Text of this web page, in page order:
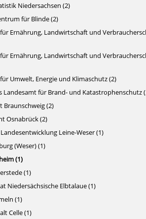
Niedersachsen (2)
für Blinde (2)
Ernährung, Landwirtschaft und
Ernährung, Landwirtschaft und
Umwelt, Energie und Klimaschutz (2)
Landesamt für Brand- und Katastrophenschutz
Braunschweig (2)
Osnabrück (2)
Leine-Weser (1)
(Weser) (1)
(1)
(1)
Niedersächsische Elbtalaue (1)
(1)
Celle (1)